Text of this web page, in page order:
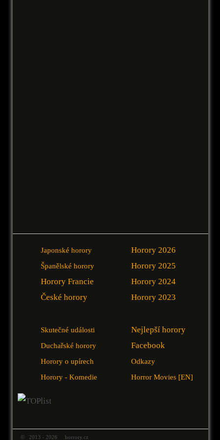
Japonské horory
Španělské horory
Horory Francie
České horory
Horory 2026
Horory 2025
Horory 2024
Horory 2023
Skutečné události
Duchařské horory
Horory o upírech
Horory - Komedie
Nejlepší horory
Facebook
Odkazy
Horror Movies [EN]
© 2013 - 2026 horrory.cz